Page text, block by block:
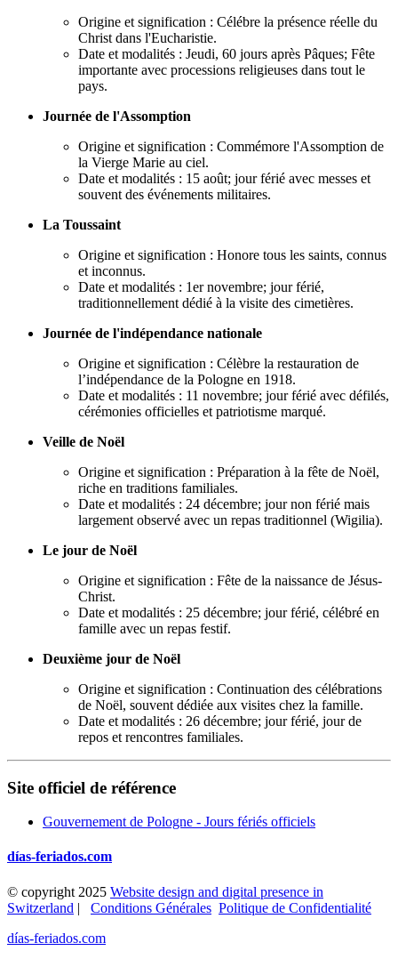
Origine et signification : Célébre la présence réelle du
Christ dans l'Eucharistie.
Date et modalités : Jeudi, 60 jours après Pâques; Fête
importante avec processions religieuses dans tout le
pays.
Journée de l'Assomption
Origine et signification : Commémore l'Assomption de
la Vierge Marie au ciel.
Date et modalités : 15 août; jour férié avec messes et
souvent des événements militaires.
La Toussaint
Origine et signification : Honore tous les saints, connus
et inconnus.
Date et modalités : 1er novembre; jour férié,
traditionnellement dédié à la visite des cimetières.
Journée de l'indépendance nationale
Origine et signification : Célèbre la restauration de
l’indépendance de la Pologne en 1918.
Date et modalités : 11 novembre; jour férié avec défilés,
cérémonies officielles et patriotisme marqué.
Veille de Noël
Origine et signification : Préparation à la fête de Noël,
riche en traditions familiales.
Date et modalités : 24 décembre; jour non férié mais
largement observé avec un repas traditionnel (Wigilia).
Le jour de Noël
Origine et signification : Fête de la naissance de Jésus-
Christ.
Date et modalités : 25 décembre; jour férié, célébré en
famille avec un repas festif.
Deuxième jour de Noël
Origine et signification : Continuation des célébrations
de Noël, souvent dédiée aux visites chez la famille.
Date et modalités : 26 décembre; jour férié, jour de
repos et rencontres familiales.
Site officiel de référence
Gouvernement de Pologne - Jours fériés officiels
días-feriados.com
© copyright 2025 Website design and digital presence in
Switzerland | Conditions Générales Politique de Confidentialité
días-feriados.com